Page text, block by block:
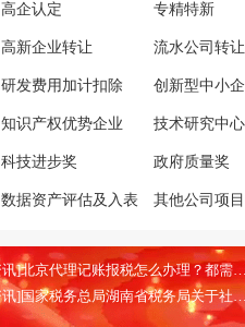
高企认定 专精特新
高新企业转让 流水公司转让
研发费用加计扣除 创新型中小
知识产权优势企业 技术研究中心
科技进步奖 政府质量奖
数据资产评估及入表 其他公司项
[代理记账资讯]北京代理记账报税怎么办理？都需要哪些材料？
[代理记账资讯]国家税务总局湖南省税务局关于社会保